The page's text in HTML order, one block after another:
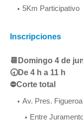
5Km Participativo
Inscripciones
📆Domingo 4 de
🕣De 4 h a 11 h
⛔Corte total
Av. Pres.
Entre